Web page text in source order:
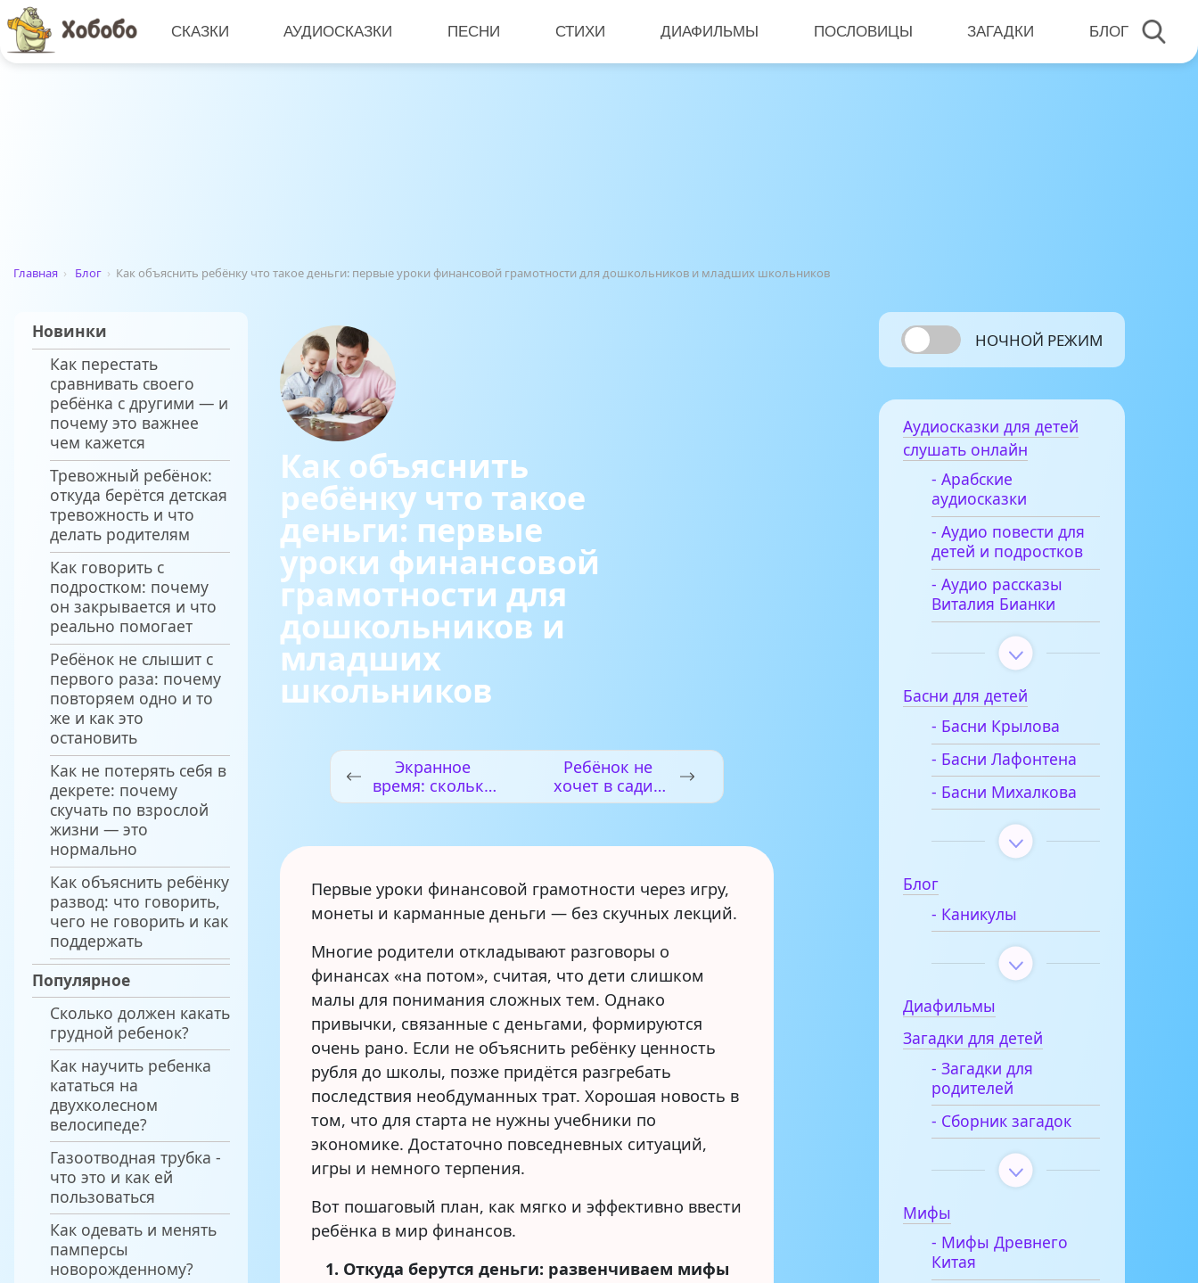
СКАЗКИ АУДИОСКАЗКИ ПЕСНИ СТИХИ ДИАФИЛЬМЫ ПОСЛОВИЦЫ ЗАГАДКИ БЛОГ
Главная › Блог › Как объяснить ребёнку что такое деньги: первые уроки финансовой грамотности для дошкольников и младших школьников
Новинки
Как перестать
сравнивать своего
ребёнка с другими — и
почему это важнее
чем кажется
Тревожный ребёнок:
откуда берётся детская
тревожность и что
делать родителям
Как говорить с
подростком: почему
он закрывается и что
реально помогает
Ребёнок не слышит с
первого раза: почему
повторяем одно и то
же и как это
остановить
Как не потерять себя в
декрете: почему
скучать по взрослой
жизни — это
нормально
Как объяснить ребёнку
развод: что говорить,
чего не говорить и как
поддержать
Популярное
Сколько должен какать
грудной ребенок?
Как научить ребенка
кататься на
двухколесном
велосипеде?
Газоотводная трубка -
что это и как ей
пользоваться
Как одевать и менять
памперсы
новорожденному?
Как объяснить
ребёнку что такое
деньги: первые
уроки финансовой
грамотности для
дошкольников и
младших
школьников
Экранное
время: сколько
можно, что
договориться
Ребёнок не
хочет в садик
или школу: что
как помочь без
Первые уроки финансовой грамотности через игру,
монеты и карманные деньги — без скучных лекций.
Многие родители откладывают разговоры о
финансах «на потом», считая, что дети слишком
малы для понимания сложных тем. Однако
привычки, связанные с деньгами, формируются
очень рано. Если не объяснить ребёнку ценность
рубля до школы, позже придётся разгребать
последствия необдуманных трат. Хорошая новость в
том, что для старта не нужны учебники по
экономике. Достаточно повседневных ситуаций,
игры и немного терпения.
Вот пошаговый план, как мягко и эффективно ввести
ребёнка в мир финансов.
1. Откуда берутся деньги: развенчиваем мифы
НОЧНОЙ РЕЖИМ
Аудиосказки для детей
слушать онлайн
- Арабские
аудиосказки
- Аудио повести для
детей и подростков
- Аудио рассказы
Виталия Бианки
Басни для детей
- Басни Крылова
- Басни Лафонтена
- Басни Михалкова
Блог
- Каникулы
Диафильмы
Загадки для детей
- Загадки для
родителей
- Сборник загадок
Мифы
- Мифы Древнего
Китая